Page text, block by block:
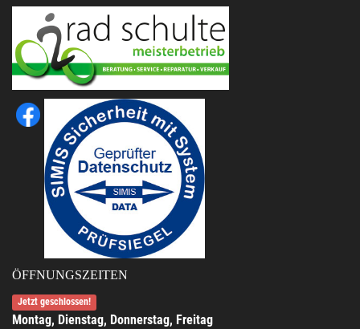
ÖFFNUNGSZEITEN
Jetzt geschlossen!
Montag, Dienstag, Donnerstag, Freitag